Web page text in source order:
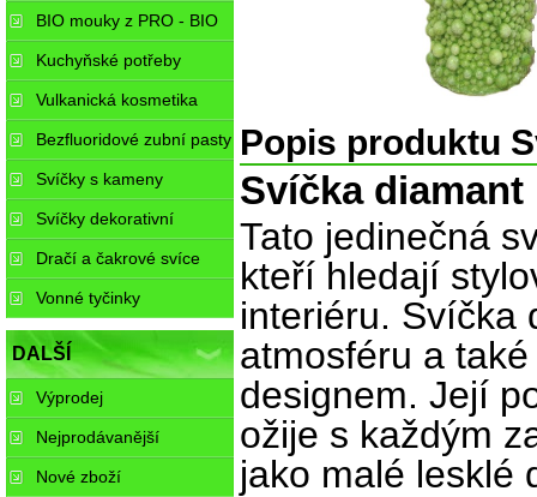
Popis produktu
Svíčka
Tato jedinečná
kteří hledají
interiéru. Svíčka
atmosféru a
designem. Její
ožije s každým
jako malé lesklé
BIO mouky z PRO - BIO
Kuchyňské potřeby
Vulkanická kosmetika
Bezfluoridové zubní pasty
Svíčky s kameny
Svíčky dekorativní
Dračí a čakrové svíce
Vonné tyčinky
DALŠÍ
Výprodej
Nejprodávanější
Nové zboží